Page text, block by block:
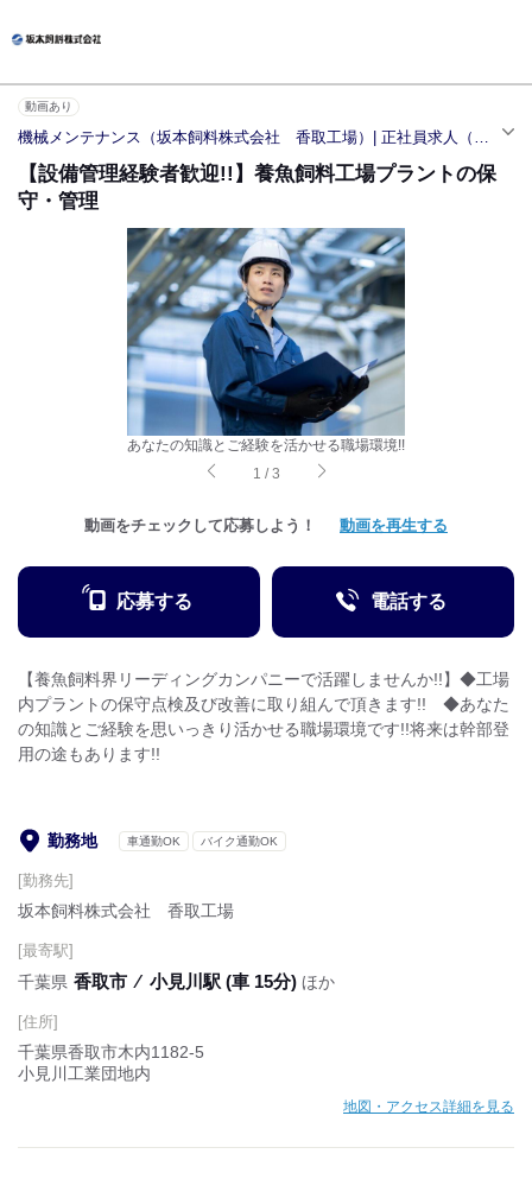
動画あり
機械メンテナンス（坂本飼料株式会社 香取工場）| 正社員求人（小見川駅）
【設備管理経験者歓迎!!】養魚飼料工場プラントの保
守・管理
あなたの知識とご経験を活かせる職場環境!!
1 /3
動画をチェックして応募しよう！ 動画を再生する
応募する 電話する
【養魚飼料界リーディングカンパニーで活躍しませんか!!】◆工場
内プラントの保守点検及び改善に取り組んで頂きます!! ◆あなた
の知識とご経験を思いっきり活かせる職場環境です!!将来は幹部登
用の途もあります!!
勤務地 車通勤OK バイク通勤OK
[勤務先]
坂本飼料株式会社 香取工場
[最寄駅]
千葉県 香取市 ⁄ 小見川駅 (車 15分) ほか
[住所]
千葉県香取市木内1182‐5
小見川工業団地内
地図・アクセス詳細を見る